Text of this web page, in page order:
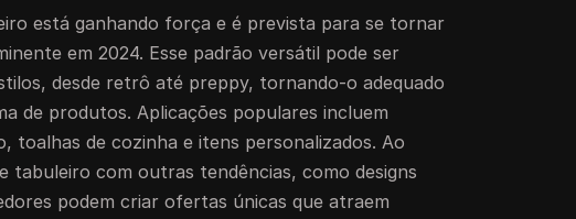
está ganhando força e é prevista para se tornar
em 2024. Esse padrão versátil pode ser
desde retrô até preppy, tornando-o adequado
de produtos. Aplicações populares incluem
toalhas de cozinha e itens personalizados. Ao
tabuleiro com outras tendências, como designs
podem criar ofertas únicas que atraem